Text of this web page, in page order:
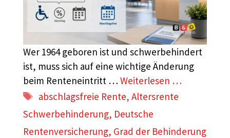
Wer 1964 geboren ist und schwerbehindert
ist, muss sich auf eine wichtige Änderung
beim Renteneintritt … Weiterlesen …
Schlagwörter
abschlagsfreie Rente,Altersrente
Schwerbehinderung, Deutsche
Rentenversicherung, Grad der Behinderung